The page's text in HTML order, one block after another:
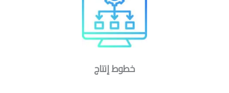
خطوط إنتاج